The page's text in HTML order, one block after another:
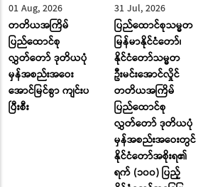
01 Aug, 2026
တတိယအကြိမ်
ပြည်ထောင်စု
လွှတ်တော် ဒုတိယပုံ
မှန်အစည်းအဝေး
အောင်မြင်စွာ ကျင်းပ
ပြီးစီး
31 Jul, 2026
ပြည်ထောင်စုသမ္မတ
မြန်မာနိုင်ငံတော်၊
နိုင်ငံတော်သမ္မတ
ဦးမင်းအောင်လှိုင်
တတိယအကြိမ်
ပြည်ထောင်စု
လွှတ်တော် ဒုတိယပုံ
မှန်အစည်းအဝေးတွင်
နိုင်ငံတော်အစိုးရ၏
ရက် (၁၀၀) ပြည့်